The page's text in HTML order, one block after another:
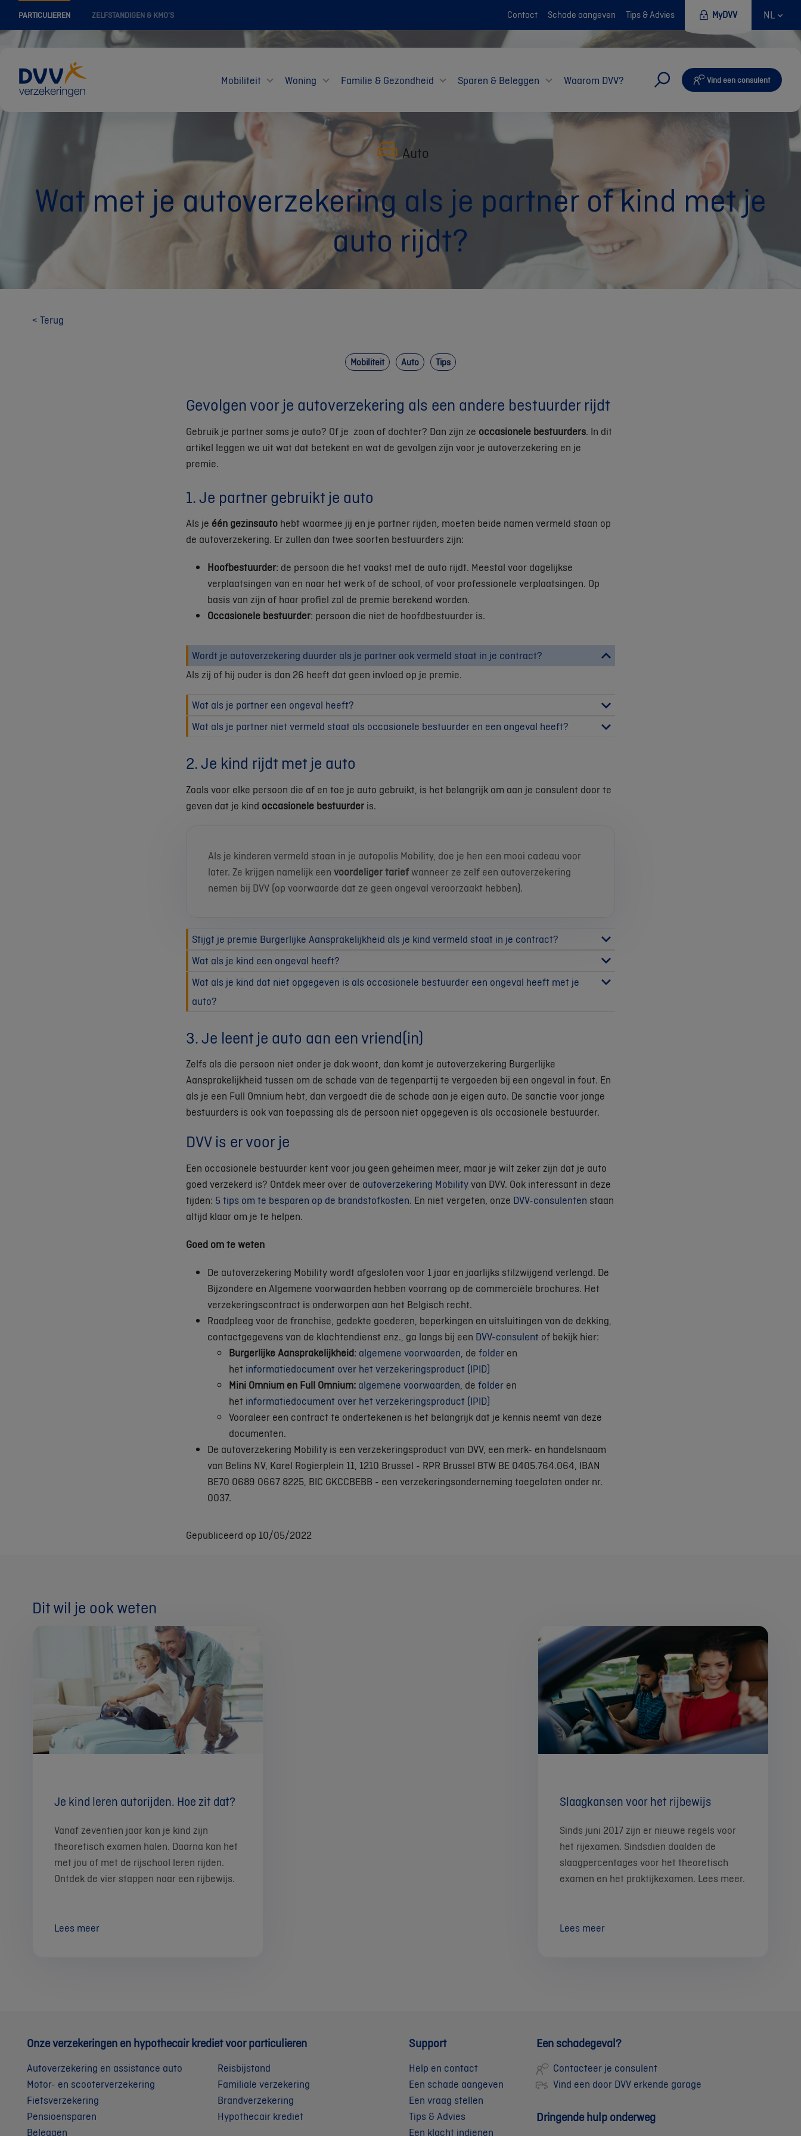
PARTICULIEREN ZELFSTANDIGEN & KMO'S Contact Schade aangeven Tips & Advies MyDVV NL
Mobiliteit Woning Familie & Gezondheid Sparen & Beleggen Waarom DVV? Vind een consulent
Auto
Wat met je autoverzekering als je partner of kind met je
auto rijdt?
< Terug
Mobiliteit Auto Tips
Gevolgen voor je autoverzekering als een andere bestuurder rijdt
Gebruik je partner soms je auto? Of je zoon of dochter? Dan zijn ze occasionele bestuurders. In dit
artikel leggen we uit wat dat betekent en wat de gevolgen zijn voor je autoverzekering en je
premie.
1. Je partner gebruikt je auto
Als je één gezinsauto hebt waarmee jij en je partner rijden, moeten beide namen vermeld staan op
de autoverzekering. Er zullen dan twee soorten bestuurders zijn:
Hoofbestuurder: de persoon die het vaakst met de auto rijdt. Meestal voor dagelijkse
verplaatsingen van en naar het werk of de school, of voor professionele verplaatsingen. Op
basis van zijn of haar profiel zal de premie berekend worden.
Occasionele bestuurder: persoon die niet de hoofdbestuurder is.
Wordt je autoverzekering duurder als je partner ook vermeld staat in je contract?
Als zij of hij ouder is dan 26 heeft dat geen invloed op je premie.
Wat als je partner een ongeval heeft?
Wat als je partner niet vermeld staat als occasionele bestuurder en een ongeval heeft?
2. Je kind rijdt met je auto
Zoals voor elke persoon die af en toe je auto gebruikt, is het belangrijk om aan je consulent door te
geven dat je kind occasionele bestuurder is.
Als je kinderen vermeld staan in je autopolis Mobility, doe je hen een mooi cadeau voor
later. Ze krijgen namelijk een voordeliger tariefwanneer ze zelf een autoverzekering
nemen bij DVV (op voorwaarde dat ze geen ongeval veroorzaakt hebben).
Stijgt je premie Burgerlijke Aansprakelijkheid als je kind vermeld staat in je contract?
Wat als je kind een ongeval heeft?
Wat als je kind dat niet opgegeven is als occasionele bestuurder een ongeval heeft met je
auto?
3. Je leent je auto aan een vriend(in)
Zelfs als die persoon niet onder je dak woont, dan komt je autoverzekering Burgerlijke
Aansprakelijkheid tussen om de schade van de tegenpartij te vergoeden bij een ongeval in fout. En
als je een Full Omnium hebt, dan vergoedt die de schade aan je eigen auto. De sanctie voor jonge
bestuurders is ook van toepassing als de persoon niet opgegeven is als occasionele bestuurder.
DVV is er voor je
Een occasionele bestuurder kent voor jou geen geheimen meer, maar je wilt zeker zijn dat je auto
goed verzekerd is? Ontdek meer over de autoverzekering Mobilityvan DVV. Ook interessant in deze
tijden: 5 tips om te besparen op de brandstofkosten. En niet vergeten, onze DVV-consulenten staan
altijd klaar om je te helpen.
Goed om te weten
De autoverzekering Mobility wordt afgesloten voor 1 jaar en jaarlijks stilzwijgend verlengd. De
Bijzondere en Algemene voorwaarden hebben voorrang op de commerciële brochures. Het
verzekeringscontract is onderworpen aan het Belgisch recht.
Raadpleeg voor de franchise, gedekte goederen, beperkingen en uitsluitingen van de dekking,
contactgegevens van de klachtendienst enz., ga langs bij een DVV-consulent of bekijk hier:
Burgerlijke Aansprakelijkheid: algemene voorwaarden , de folder en
het informatiedocument over het verzekeringsproduct (IPID)
Mini Omnium en Full Omnium: algemene voorwaarden , de folder en
het informatiedocument over het verzekeringsproduct (IPID)
Vooraleer een contract te ondertekenen is het belangrijk dat je kennis neemt van deze
documenten.
De autoverzekering Mobility is een verzekeringsproduct van DVV, een merk- en handelsnaam
van Belins NV, Karel Rogierplein 11, 1210 Brussel - RPR Brussel BTW BE 0405.764.064, IBAN
BE70 0689 0667 8225, BIC GKCCBEBB - een verzekeringsonderneming toegelaten onder nr.
0037.
Gepubliceerd op 10/05/2022
Dit wil je ook weten
Je kind leren autorijden. Hoe zit dat?
Vanaf zeventien jaar kan je kind zijn
theoretisch examen halen. Daarna kan het
met jou of met de rijschool leren rijden.
Ontdek de vier stappen naar een rijbewijs.
Lees meer
Slaagkansen voor het rijbewijs
Sinds juni 2017 zijn er nieuwe regels voor
het rijexamen. Sindsdien daalden de
slaagpercentages voor het theoretisch
examen en het praktijkexamen. Lees meer.
Lees meer
Onze verzekeringen en hypothecair krediet voor particulieren
Autoverzekering en assistance auto
Reisbijstand
Motor- en scooterverzekering
Familiale verzekering
Fietsverzekering
Brandverzekering
Pensioensparen
Hypothecair krediet
Beleggen
Support
Help en contact
Een schade aangeven
Een vraag stellen
Tips & Advies
Een klacht indienen
Een schadegeval?
Contacteer je consulent
Vind een door DVV erkende garage
Dringende hulp onderweg